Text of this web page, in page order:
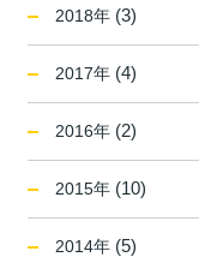
2018年 (3)
2017年 (4)
2016年 (2)
2015年 (10)
2014年 (5)